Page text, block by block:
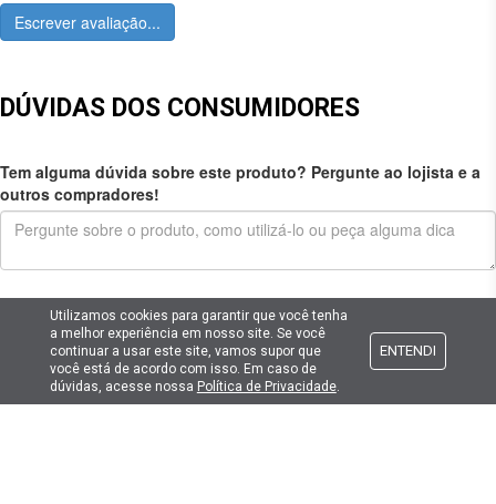
Escrever avaliação...
DÚVIDAS DOS CONSUMIDORES
Tem alguma dúvida sobre este produto? Pergunte ao lojista e a
outros compradores!
Enviar pergunta
Utilizamos cookies para garantir que você tenha
a melhor experiência em nosso site. Se você
continuar a usar este site, vamos supor que
você está de acordo com isso. Em caso de
dúvidas, acesse nossa Política de Privacidade.
ENTENDI